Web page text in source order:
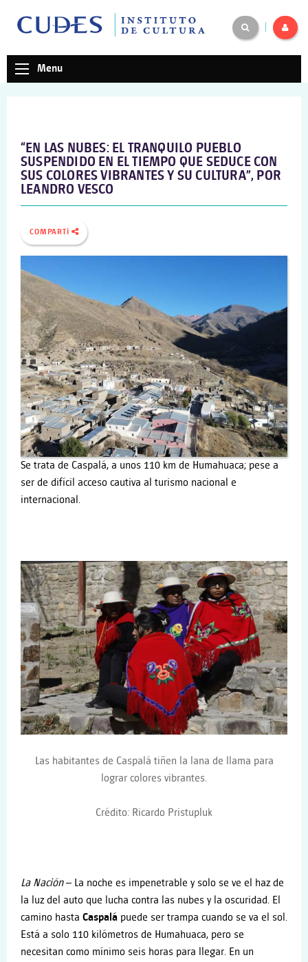
Menu
“EN LAS NUBES: EL TRANQUILO PUEBLO
SUSPENDIDO EN EL TIEMPO QUE SEDUCE CON
SUS COLORES VIBRANTES Y SU CULTURA”, POR
LEANDRO VESCO
COMPARTÍ
Se trata de Caspalá, a unos 110 km de Humahuaca; pese a
ser de difícil acceso cautiva al turismo nacional e
internacional.
Las habitantes de Caspalá tiñen la lana de llama para
lograr colores vibrantes.
Crédito: Ricardo Pristupluk
La Nación– La noche es impenetrable y solo se ve el haz de
la luz del auto que lucha contra las nubes y la oscuridad. El
camino hasta Caspalá puede ser trampa cuando se va el sol.
Está a solo 110 kilómetros de Humahuaca, pero se
necesitan como mínimo seis horas para llegar. En un